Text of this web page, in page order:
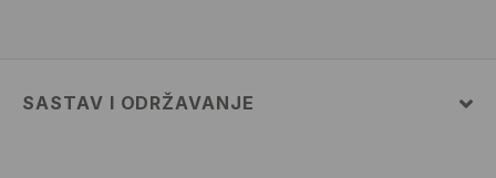
SASTAV I ODRŽAVANJE